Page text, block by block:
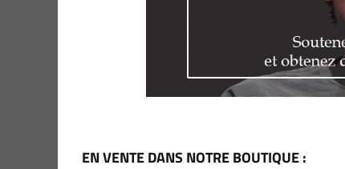
EN VENTE DANS NOTRE BOUTIQUE :